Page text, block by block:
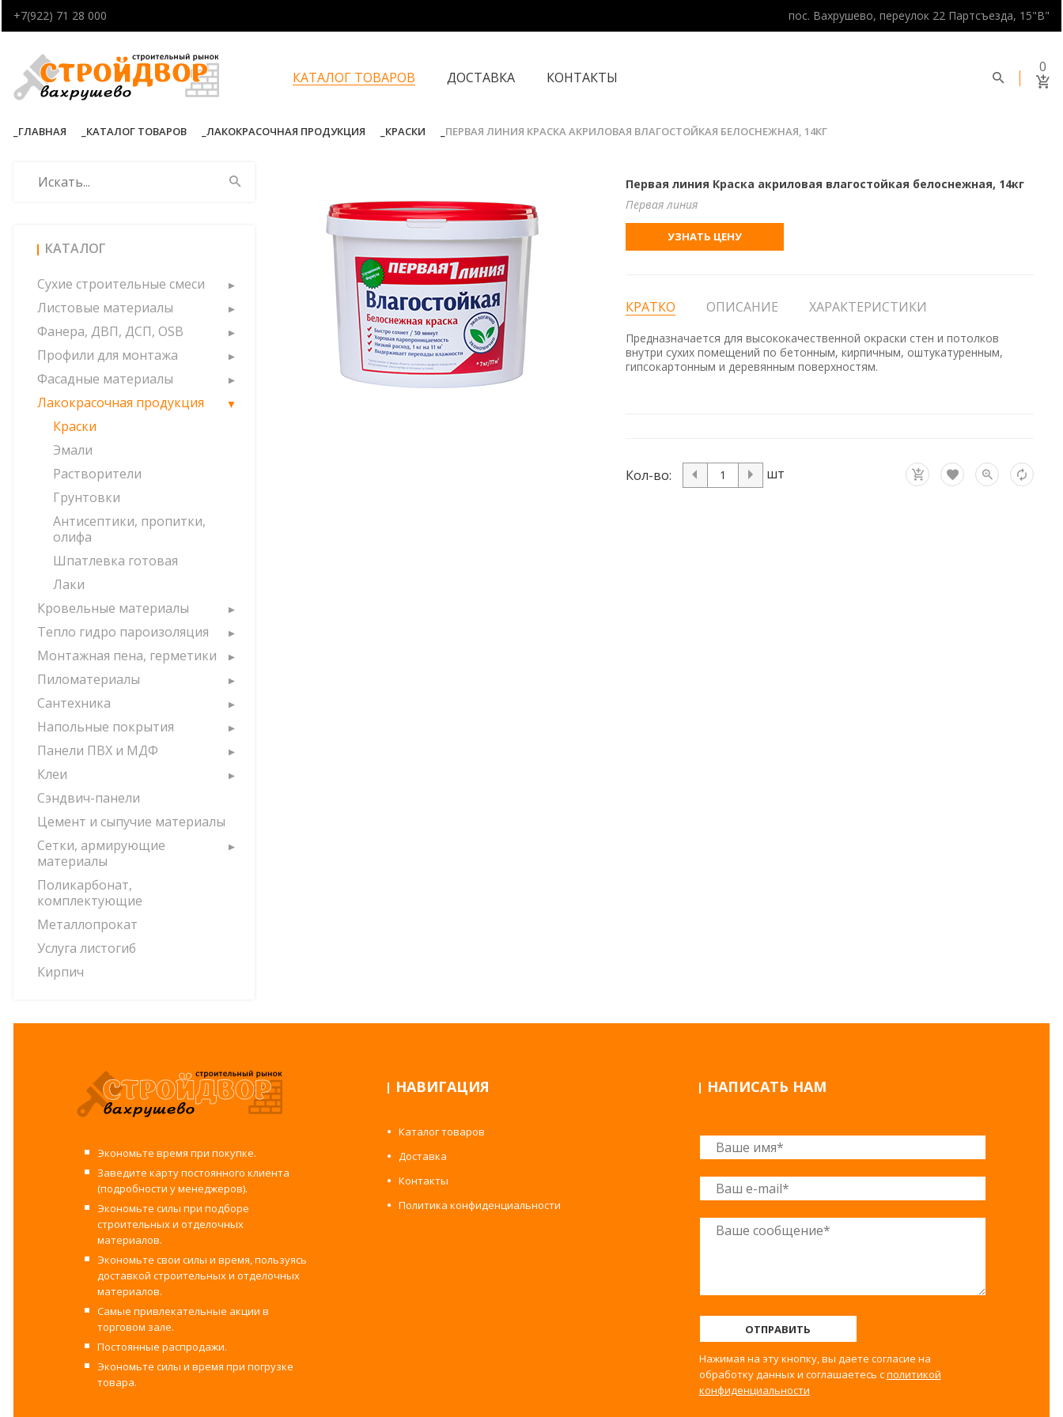
+7(922) 71 28 000 пос. Вахрушево, переулок 22 Партсъезда, 15"В"
КАТАЛОГ ТОВАРОВ ДОСТАВКА КОНТАКТЫ
0
ГЛАВНАЯ КАТАЛОГ ТОВАРОВ ЛАКОКРАСОЧНАЯ ПРОДУКЦИЯ КРАСКИ ПЕРВАЯ ЛИНИЯ КРАСКА АКРИЛОВАЯ ВЛАГОСТОЙКАЯ БЕЛОСНЕЖНАЯ, 14КГ
КАТАЛОГ
Сухие строительные смеси
Листовые материалы
Фанера, ДВП, ДСП, OSB
Профили для монтажа
Фасадные материалы
Лакокрасочная продукция
Краски
Эмали
Растворители
Грунтовки
Антисептики, пропитки,
олифа
Шпатлевка готовая
Лаки
Кровельные материалы
Тепло гидро пароизоляция
Монтажная пена, герметики
Пиломатериалы
Сантехника
Напольные покрытия
Панели ПВХ и МДФ
Клеи
Сэндвич-панели
Цемент и сыпучие материалы
Сетки, армирующие
материалы
Поликарбонат,
комплектующие
Металлопрокат
Услуга листогиб
Кирпич
Первая линия Краска акриловая влагостойкая белоснежная, 14кг
Первая линия
УЗНАТЬ ЦЕНУ
КРАТКО ОПИСАНИЕ ХАРАКТЕРИСТИКИ
Предназначается для высококачественной окраски стен и потолков
внутри сухих помещений по бетонным, кирпичным, оштукатуренным,
гипсокартонным и деревянным поверхностям.
Кол-во: шт
Экономьте время при покупке.
Заведите карту постоянного клиента
(подробности у менеджеров).
Экономьте силы при подборе
строительных и отделочных
материалов.
Экономьте свои силы и время, пользуясь
доставкой строительных и отделочных
материалов.
Самые привлекательные акции в
торговом зале.
Постоянные распродажи.
Экономьте силы и время при погрузке
товара.
НАВИГАЦИЯ
Каталог товаров
Доставка
Контакты
Политика конфиденциальности
НАПИСАТЬ НАМ
ОТПРАВИТЬ
Нажимая на эту кнопку, вы даете согласие на
обработку данных и соглашаетесь сполитикой
конфиденциальности